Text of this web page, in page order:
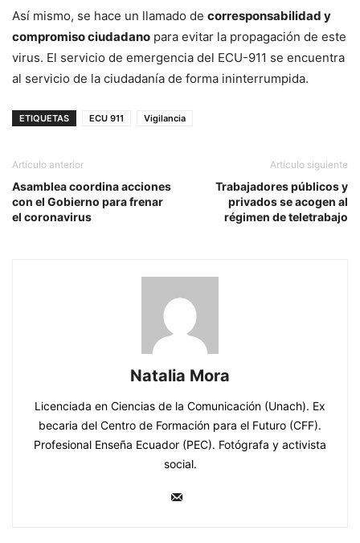
Así mismo, se hace un llamado de corresponsabilidad y
compromiso ciudadano para evitar la propagación de este
virus. El servicio de emergencia del ECU-911 se encuentra
al servicio de la ciudadanía de forma ininterrumpida.
ETIQUETAS ECU 911 Vigilancia
Artículo anterior
Asamblea coordina acciones
con el Gobierno para frenar
el coronavirus
Artículo siguiente
Trabajadores públicos y
privados se acogen al
régimen de teletrabajo
Natalia Mora
Licenciada en Ciencias de la Comunicación (Unach). Ex
becaria del Centro de Formación para el Futuro (CFF).
Profesional Enseña Ecuador (PEC). Fotógrafa y activista
social.